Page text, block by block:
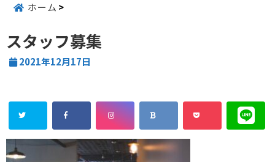
ホーム
スタッフ募集
2021年12月17日